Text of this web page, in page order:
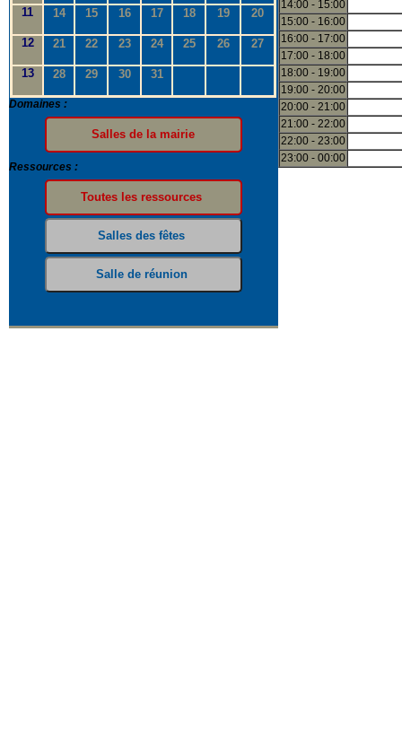
11 14 15 16 17 18 19 20
12 21 22 23 24 25 26 27
13 28 29 30 31
Domaines :
Ressources :
14:00 - 15:00
15:00 - 16:00
16:00 - 17:00
17:00 - 18:00
18:00 - 19:00
19:00 - 20:00
20:00 - 21:00
21:00 - 22:00
22:00 - 23:00
23:00 - 00:00